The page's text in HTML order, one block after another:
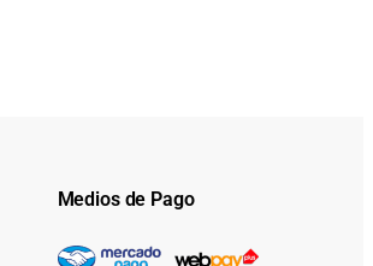
Medios de Pago